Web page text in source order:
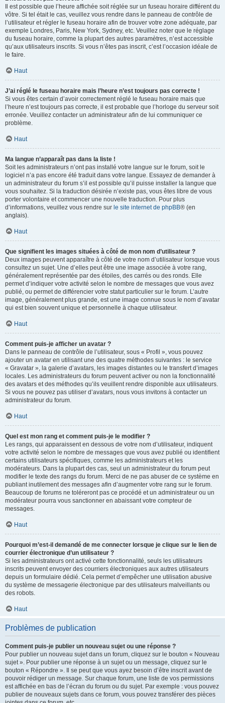
Il est possible que l’heure affichée soit réglée sur un fuseau horaire différent du
vôtre. Si tel était le cas, veuillez vous rendre dans le panneau de contrôle de
l’utilisateur et régler le fuseau horaire afin de trouver votre zone adéquate, par
exemple Londres, Paris, New York, Sydney, etc. Veuillez noter que le réglage
du fuseau horaire, comme la plupart des autres paramètres, n’est accessible
qu’aux utilisateurs inscrits. Si vous n’êtes pas inscrit, c’est l’occasion idéale de
le faire.
Haut
J’ai réglé le fuseau horaire mais l’heure n’est toujours pas correcte !
Si vous êtes certain d’avoir correctement réglé le fuseau horaire mais que
l’heure n’est toujours pas correcte, il est probable que l’horloge du serveur soit
erronée. Veuillez contacter un administrateur afin de lui communiquer ce
problème.
Haut
Ma langue n’apparaît pas dans la liste !
Soit les administrateurs n’ont pas installé votre langue sur le forum, soit le
logiciel n’a pas encore été traduit dans votre langue. Essayez de demander à
un administrateur du forum s’il est possible qu’il puisse installer la langue que
vous souhaitez. Si la traduction désirée n’existe pas, vous êtes libre de vous
porter volontaire et commencer une nouvelle traduction. Pour plus
d’informations, veuillez vous rendre sur le site internet de phpBB® (en
anglais).
Haut
Que signifient les images situées à côté de mon nom d’utilisateur ?
Deux images peuvent apparaître à côté de votre nom d’utilisateur lorsque vous
consultez un sujet. Une d’elles peut être une image associée à votre rang,
généralement représentée par des étoiles, des carrés ou des ronds. Elle
permet d’indiquer votre activité selon le nombre de messages que vous avez
publié, ou permet de différencier votre statut particulier sur le forum. L’autre
image, généralement plus grande, est une image connue sous le nom d’avatar
qui est bien souvent unique et personnelle à chaque utilisateur.
Haut
Comment puis-je afficher un avatar ?
Dans le panneau de contrôle de l’utilisateur, sous « Profil », vous pouvez
ajouter un avatar en utilisant une des quatre méthodes suivantes : le service
« Gravatar », la galerie d’avatars, les images distantes ou le transfert d’images
locales. Les administrateurs du forum peuvent activer ou non la fonctionnalité
des avatars et des méthodes qu’ils veuillent rendre disponible aux utilisateurs.
Si vous ne pouvez pas utiliser d’avatars, nous vous invitons à contacter un
administrateur du forum.
Haut
Quel est mon rang et comment puis-je le modifier ?
Les rangs, qui apparaissent en dessous de votre nom d’utilisateur, indiquent
votre activité selon le nombre de messages que vous avez publié ou identifient
certains utilisateurs spécifiques, comme les administrateurs et les
modérateurs. Dans la plupart des cas, seul un administrateur du forum peut
modifier le texte des rangs du forum. Merci de ne pas abuser de ce système en
publiant inutilement des messages afin d’augmenter votre rang sur le forum.
Beaucoup de forums ne toléreront pas ce procédé et un administrateur ou un
modérateur pourra vous sanctionner en abaissant votre compteur de
messages.
Haut
Pourquoi m’est-il demandé de me connecter lorsque je clique sur le lien de
courrier électronique d’un utilisateur ?
Si les administrateurs ont activé cette fonctionnalité, seuls les utilisateurs
inscrits peuvent envoyer des courriers électroniques aux autres utilisateurs
depuis un formulaire dédié. Cela permet d’empêcher une utilisation abusive
du système de messagerie électronique par des utilisateurs malveillants ou
des robots.
Haut
Problèmes de publication
Comment puis-je publier un nouveau sujet ou une réponse ?
Pour publier un nouveau sujet dans un forum, cliquez sur le bouton « Nouveau
sujet ». Pour publier une réponse à un sujet ou un message, cliquez sur le
bouton « Répondre ». Il se peut que vous ayez besoin d’être inscrit avant de
pouvoir rédiger un message. Sur chaque forum, une liste de vos permissions
est affichée en bas de l’écran du forum ou du sujet. Par exemple : vous pouvez
publier de nouveaux sujets dans ce forum, vous pouvez transférer des pièces